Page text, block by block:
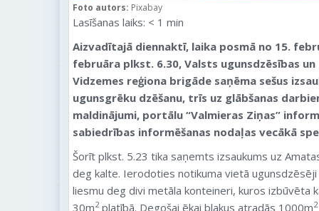
Foto autors: Pixabay
Lasīšanas laiks: < 1 min
Aizvadītajā diennaktī, laika posmā no 15.
februāra plkst. 6.30, Valsts ugunsdzēsības un
Vidzemes reģiona brigāde saņēma sešus
ugunsgrēku dzēšanu, trīs uz glābšanas
maldinājumi, portālu “Valmieras Ziņas”
sabiedrības informēšanas nodaļas vecākā
Šorīt plkst. 5.23 tika saņemts izsaukums uz
deg kalte. Ierodoties notikuma vietā
liesmu deg divi metāla konteineri, kuros izbūvēta
30m2platībā. Degošai ēkai blakus atradās 1000m2